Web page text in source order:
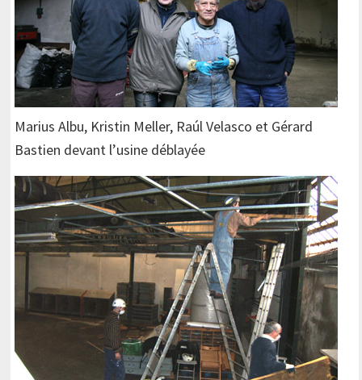
Marius Albu, Kristin Meller, Raúl Velasco et Gérard
Bastien devant l’usine déblayée